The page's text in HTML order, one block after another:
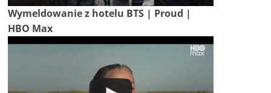
Wymeldowanie z hotelu BTS | Proud |
HBO Max